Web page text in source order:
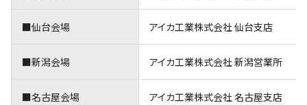
■仙台会場 アイカ工業株式会社 仙台支店
■新潟会場 アイカ工業株式会社 新潟営業所
■名古屋会場 アイカ工業株式会社 名古屋支店